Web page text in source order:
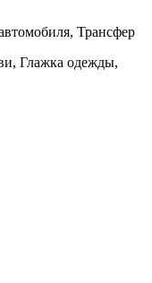
Трансфер
Глажка одежды,